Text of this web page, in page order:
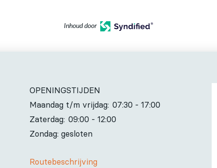
Inhoud door
OPENINGSTIJDEN
Maandag t/m vrijdag: 07:30 - 17:00
Zaterdag: 09:00 - 12:00
Zondag: gesloten
Routebeschrijving